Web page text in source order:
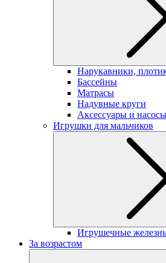
Нарукавники,
Бассейны
Матрасы
Надувные круги
Аксессуары и насосы
Игрушки для мальчиков
Игрушечные
За возрастом